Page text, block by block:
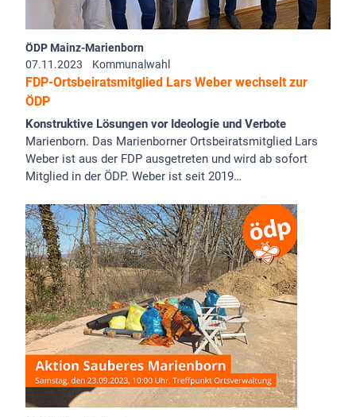
ÖDP Mainz-Marienborn
07.11.2023
Kommunalwahl
FDP-Ortsbeiratsmitglied Lars Weber wechselt zur
ÖDP
Konstruktive Lösungen vor Ideologie und Verbote
Marienborn. Das Marienborner Ortsbeiratsmitglied Lars
Weber ist aus der FDP ausgetreten und wird ab sofort
Mitglied in der ÖDP. Weber ist seit 2019…